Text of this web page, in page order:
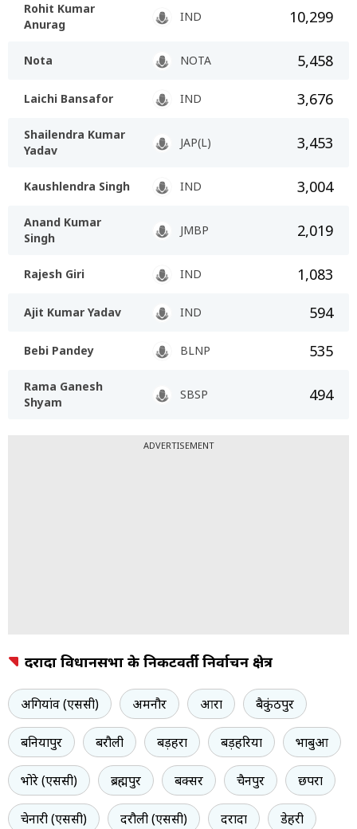
Rohit Kumar
Anurag
IND 10,299
Nota NOTA 5,458
Laichi Bansafor IND 3,676
Shailendra Kumar
Yadav
JAP(L) 3,453
Kaushlendra Singh IND 3,004
Anand Kumar
Singh
JMBP 2,019
Rajesh Giri IND 1,083
Ajit Kumar Yadav IND 594
Bebi Pandey BLNP 535
Rama Ganesh
Shyam
SBSP 494
ADVERTISEMENT
दरौंदा विधानसभा के निकटवर्ती निर्वाचन क्षेत्र
अगियांव (एससी) अमनौर आरा बैकुंठपुर
बनियापुर बरौली बड़हरा बड़हरिया भाबुआ
भोरे (एससी) ब्रह्मपुर बक्सर चैनपुर छपरा
चेनारी (एससी) दरौली (एससी) दरौंदा डेहरी